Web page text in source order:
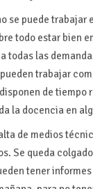
se puede trabajar
todo estar bien
todas las
trabajar
de tiempo
la docencia en
de medios
Se queda
tener